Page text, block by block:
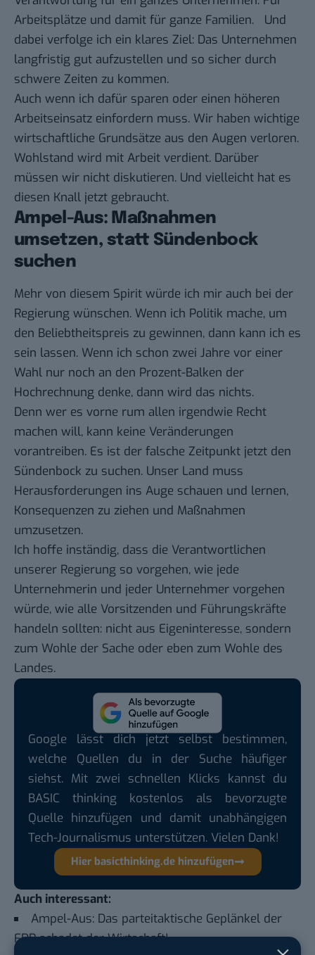
Arbeitsplätze und damit für ganze Familien. Und
dabei verfolge ich ein klares Ziel: Das Unternehmen
langfristig gut aufzustellen und so sicher durch
schwere Zeiten zu kommen.
Auch wenn ich dafür sparen oder einen höheren
Arbeitseinsatz einfordern muss. Wir haben wichtige
wirtschaftliche Grundsätze aus den Augen verloren.
Wohlstand wird mit Arbeit verdient. Darüber
müssen wir nicht diskutieren. Und vielleicht hat es
diesen Knall jetzt gebraucht.
Ampel-Aus: Maßnahmen
umsetzen, statt Sündenbock
suchen
Mehr von diesem Spirit würde ich mir auch bei der
Regierung wünschen. Wenn ich Politik mache, um
den Beliebtheitspreis zu gewinnen, dann kann ich es
sein lassen. Wenn ich schon zwei Jahre vor einer
Wahl nur noch an den Prozent-Balken der
Hochrechnung denke, dann wird das nichts.
Denn wer es vorne rum allen irgendwie Recht
machen will, kann keine Veränderungen
vorantreiben. Es ist der falsche Zeitpunkt jetzt den
Sündenbock zu suchen. Unser Land muss
Herausforderungen ins Auge schauen und lernen,
Konsequenzen zu ziehen und Maßnahmen
umzusetzen.
Ich hoffe inständig, dass die Verantwortlichen
unserer Regierung so vorgehen, wie jede
Unternehmerin und jeder Unternehmer vorgehen
würde, wie alle Vorsitzenden und Führungskräfte
handeln sollten: nicht aus Eigeninteresse, sondern
zum Wohle der Sache oder eben zum Wohle des
Landes.
Google lässt dich jetzt selbst bestimmen,
welche Quellen du in der Suche häufiger
siehst. Mit zwei schnellen Klicks kannst du
BASIC thinking kostenlos als bevorzugte
Quelle hinzufügen und damit unabhängigen
Tech-Journalismus unterstützen. Vielen Dank!
Hier basicthinking.de hinzufügen
Auch interessant:
Ampel-Aus: Das parteitaktische Geplänkel der
FDP schadet der Wirtschaft!